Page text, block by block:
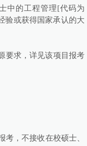
中的工程管理[代码为
验或获得国家承认的大
要求，详见该项目报考
考，不接收在校硕士、